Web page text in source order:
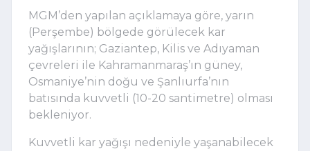
MGM’den yapılan açıklamaya göre, yarın
(Perşembe) bölgede görülecek kar
yağışlarının; Gaziantep, Kilis ve Adıyaman
çevreleri ile Kahramanmaraş’ın güney,
Osmaniye’nin doğu ve Şanlıurfa’nın
batısında kuvvetli (10-20 santimetre) olması
bekleniyor.
Kuvvetli kar yağışı nedeniyle yaşanabilecek